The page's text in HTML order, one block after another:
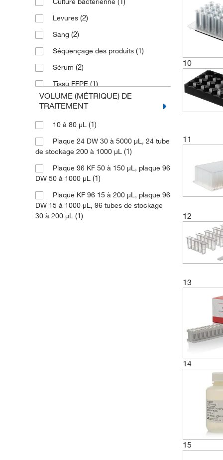
Plaque de puits profond 24, codée à
barres(1)
Plaque à puits profond 24
Plaque à puits profond 24, stérile
Rack de purification des acides
nucléiques
Tête 96 DW(1)
Tête 96 PCR
Variété à vide
Levures (2)
Sang (2)
Séquençage des produits (1)
Sérum (2)
Tissu FFPE (1)
Échantillons buccales(2)
VOLUME (MÉTRIQUE) DE
TRAITEMENT
10 à 80 μL (1)
Plaque 24 DW 30 à 5000 μL, 24 tube
de stockage 200 à 1000 μL (1)
Plaque 96 KF 50 à 150 μL, plaque 96
DW 50 à 1000 μL (1)
Plaque KF 96 15 à 200 μL, plaque 96
DW 15 à 1000 μL, 96 tubes de stockage
30 à 200 μL (1)
10
11
12
13
14
15